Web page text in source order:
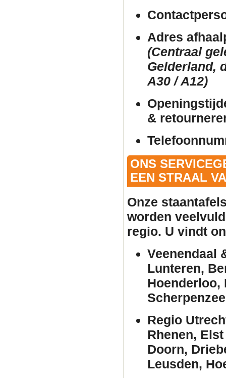
Adres
(Centraal
Gelderland,
A30 / A12)
&
ONS
EEN STRAAL
Onze
worden
regio. U vindt
Veenendaal
Lunteren,
Hoenderloo,
Regio
Rhenen,
Doorn,
Leusden,